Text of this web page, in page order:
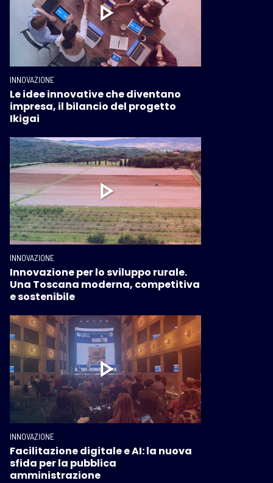
INNOVAZIONE
Le idee innovative che diventano
impresa, il bilancio del progetto
Ikigai
INNOVAZIONE
Innovazione per lo sviluppo rurale.
Una Toscana moderna, competitiva
e sostenibile
INNOVAZIONE
Facilitazione digitale e AI: la nuova
sfida per la pubblica
amministrazione